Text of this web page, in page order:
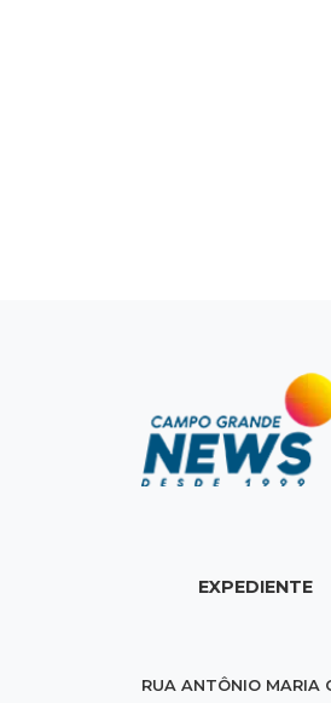
EXPEDIENTE
RUA ANTÔNIO MARIA